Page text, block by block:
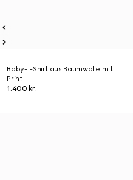
Baby-T-Shirt aus Baumwolle mit
Print
1.400 kr.